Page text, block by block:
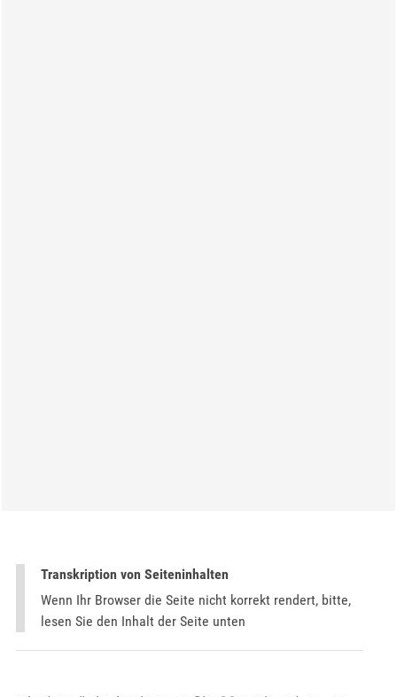
Transkription von Seiteninhalten
Wenn Ihr Browser die Seite nicht korrekt rendert, bitte,
lesen Sie den Inhalt der Seite unten